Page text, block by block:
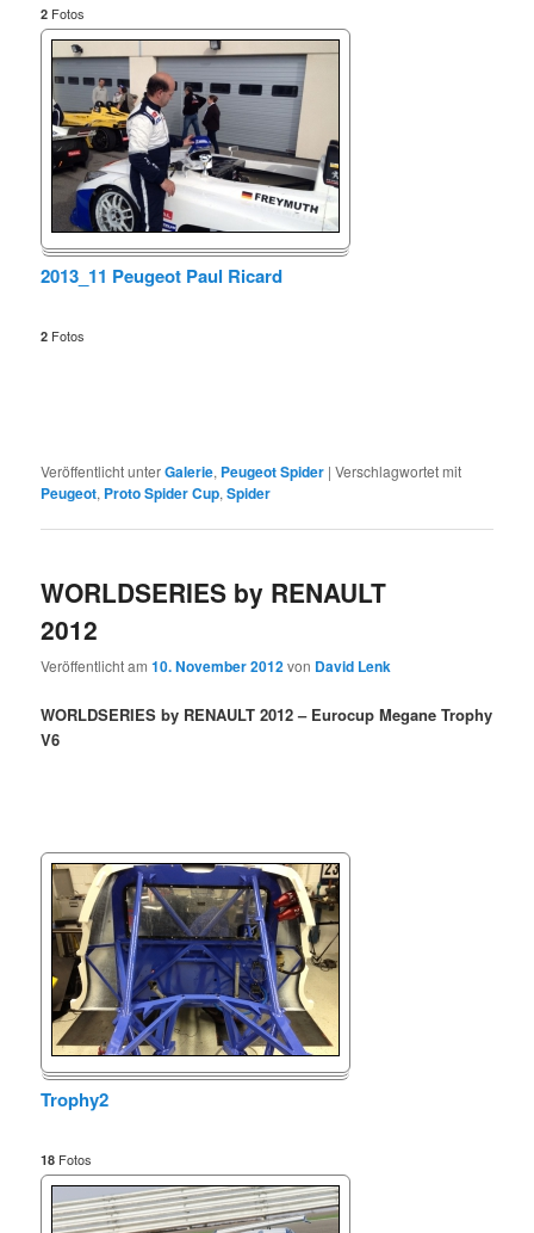
2 Fotos
2013_11 Peugeot Paul Ricard
2 Fotos
Veröffentlicht unterGalerie, Peugeot Spider |Verschlagwortet mit
Peugeot, Proto Spider Cup,Spider
WORLDSERIES by RENAULT
2012
Veröffentlicht am10. November 2012von David Lenk
WORLDSERIES by RENAULT 2012 – Eurocup Megane Trophy
V6
Trophy2
18 Fotos